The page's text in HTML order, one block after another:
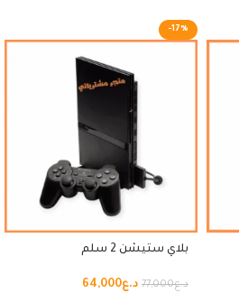
-17%
بلاي ستيشن 2 سلم
د.ع77,000 د.ع64,000